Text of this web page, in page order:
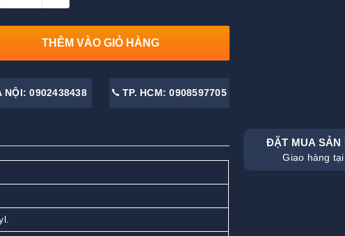
THÊM VÀO GIỎ HÀNG
NỘI: 0902438438 TP. HCM: 0908597705
ĐẶT MUA SẢN
Giao hàng